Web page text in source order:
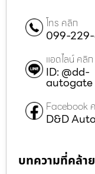
โทร คลิก
099-
แอดไลน์ คลิก
ID: @dd-
autogate
Facebook
D&D
บทความที่คล้า